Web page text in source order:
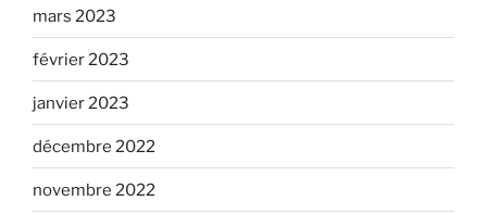
mars 2023
février 2023
janvier 2023
décembre 2022
novembre 2022